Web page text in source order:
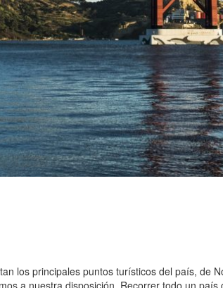
los principales puntos turísticos del país, de